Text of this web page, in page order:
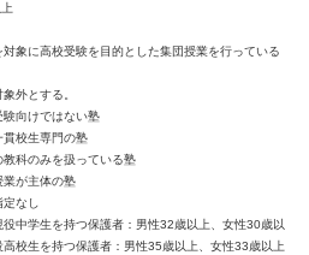
対象に高校受験を目的とした集団授業を行っている
象外とする。
験向けではない塾
貫校生専門の塾
教科のみを扱っている塾
業が主体の塾
なし
役中学生を持つ保護者：男性32歳以上、女性30歳以
高校生を持つ保護者：男性35歳以上、女性33歳以上